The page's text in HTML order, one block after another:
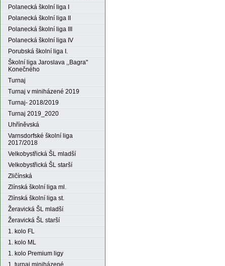
Polanecká školní liga I
Polanecká školní liga II
Polanecká školní liga III
Polanecká školní liga IV
Porubská školní liga I.
Školní liga Jaroslava ,,Bagra"
Konečného
Turnaj
Turnaj v miniházené 2019
Turnaj- 2018/2019
Turnaj 2019_2020
Uhříněvská
Varnsdorfské školní liga
2017/2018
Velkobystřická ŠL mladší
Velkobystřická ŠL starší
Zličínská
Zlínská školní liga ml.
Zlínská školní liga st.
Žeravická ŠL mladší
Žeravická ŠL starší
1. kolo FL
1. kolo ML
1. kolo Premium ligy
1. turnaj miniházené